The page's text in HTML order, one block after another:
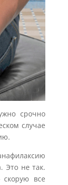
срочно
случае
Это не так.
все